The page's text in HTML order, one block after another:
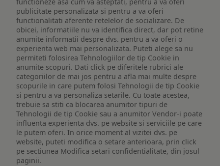
publicitate personalizata si pentru a va oferi
functionalitati aferente retelelor de socializare. De
obicei, informatiile nu va identifica direct, dar pot retine
anumite informatii despre dvs. pentru a va oferi o
experienta web mai personalizata. Puteti alege sa nu
permiteti folosirea Tehnologiilor de tip Cookie in
anumite scopuri. Dati click pe diferitele rubrici ale
categoriilor de mai jos pentru a afla mai multe despre
scopurile in care putem folosi Tehnologii de tip Cookie
si pentru a va personaliza setarile. Cu toate acestea,
trebuie sa stiti ca blocarea anumitor tipuri de
Tehnologii de tip Cookie sau a anumitor Vendor-i poate
influenta experienta dvs. pe website si serviciile pe care
le putem oferi. In orice moment al vizitei dvs. pe
website, puteti modifica o setare anterioara, prin click
pe sectiunea Modifica setari confidentialitate, din josul
paginii.